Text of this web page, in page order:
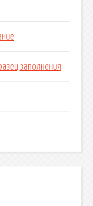
заполнения